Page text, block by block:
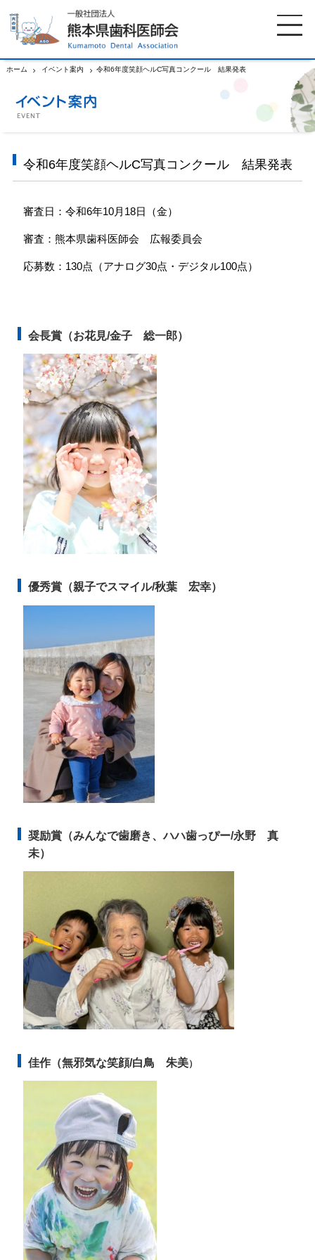
ホーム イベント案内 令和6年度笑顔ヘルC写真コンクール 結果発表
令和6年度笑顔ヘルC写真コンクール 結果発表
審査日：令和6年10月18日（金）
審査：熊本県歯科医師会 広報委員会
応募数：130点（アナログ30点・デジタル100点）
会長賞（お花見/金子 総一郎）
優秀賞（親子でスマイル/秋葉 宏幸）
奨励賞（みんなで歯磨き、ハハ歯っぴー/永野 真
未）
佳作（無邪気な笑顔/白鳥 朱美）
ホーム 歯科医師会について
歯科医院検索 休日当番医
お知らせ 口腔保健センター
サイトマップ